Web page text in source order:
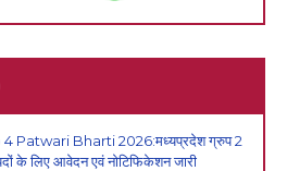
Patwari Bharti 2026:मध्यप्रदेश ग्रुप 2
के लिए आवेदन एवं नोटिफिकेशन जारी